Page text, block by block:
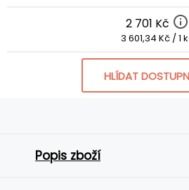
2 701 Kč
3 601,34 Kč / 1
HLÍDAT
Popis zboží